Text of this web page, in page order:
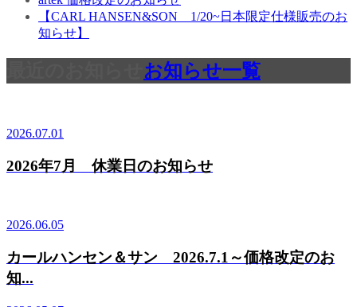
【CARL HANSEN&SON 1/20~日本限定仕様販売のお
知らせ】
お知らせ一覧
2026.07.01
2026年7月 休業日のお知らせ
2026.06.05
カールハンセン＆サン 2026.7.1～価格改定のお
知...